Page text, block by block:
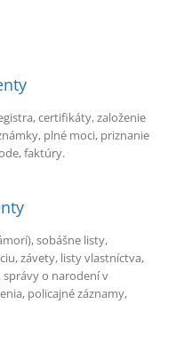
certifikáty, založenie
plné moci, priznanie
faktúry.
sobášne listy,
závety, listy vlastníctva,
o narodení v
policajné záznamy,